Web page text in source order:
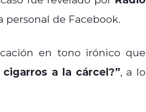
de Facebook.
en tono irónico que
a la cárcel?”, a lo